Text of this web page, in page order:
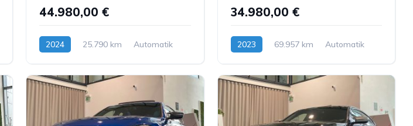
44.980,00 €
2024 25.790 km
Automatik
34.980,00 €
2023 69.957 km
Automatik